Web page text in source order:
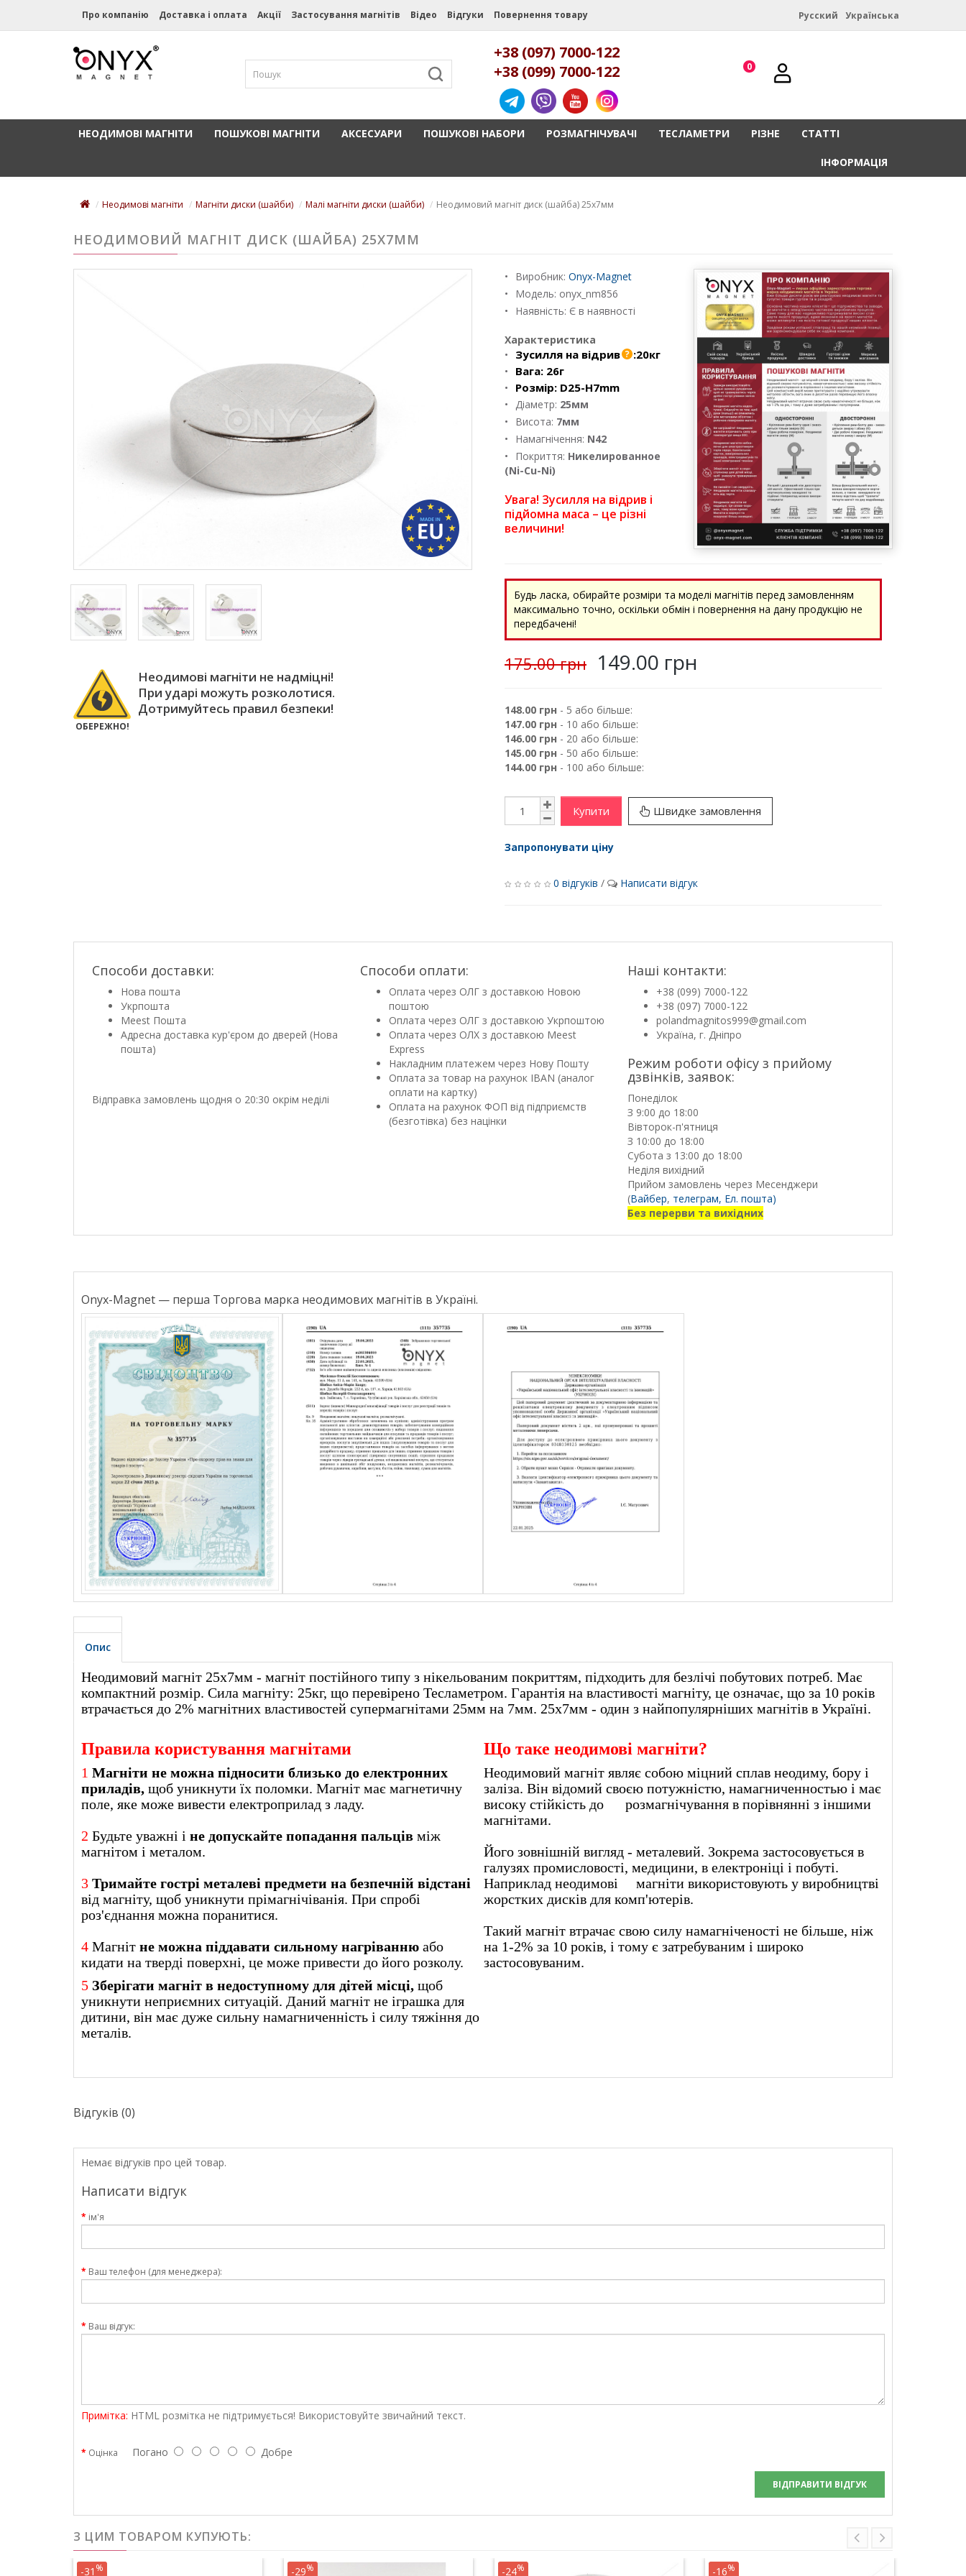
Про компанію Доставка і оплата Акції Застосування магнітів Відео Відгуки Повернення товару Русский Українська
+38 (097) 7000-122
+38 (099) 7000-122
0
НЕОДИМОВІ МАГНІТИ ПОШУКОВІ МАГНІТИ АКСЕСУАРИ ПОШУКОВІ НАБОРИ РОЗМАГНІЧУВАЧІ ТЕСЛАМЕТРИ РІЗНЕ СТАТТІ
ІНФОРМАЦІЯ
Неодимові магніти Магніти диски (шайби) Малі магніти диски (шайби) Неодимовий магніт диск (шайба) 25х7мм
НЕОДИМОВИЙ МАГНІТ ДИСК (ШАЙБА) 25Х7ММ
ОБЕРЕЖНО!
Неодимові магніти не надміцні!
При ударі можуть розколотися.
Дотримуйтесь правил безпеки!
Виробник: Onyx-Magnet
Модель: onyx_nm856
Наявність: Є в наявності
Характеристика
Зусилля на відрив :20кг
Вага: 26г
Розмір: D25-H7mm
Діаметр: 25мм
Висота: 7мм
Намагнічення: N42
Покриття: Никелированное
(Ni-Cu-Ni)
Увага! Зусилля на відрив і
підйомна маса – це різні
величини!
Будь ласка, обирайте розміри та моделі магнітів перед замовленням
максимально точно, оскільки обмін і повернення на дану продукцію не
передбачені!
175.00 грн 149.00 грн
148.00 грн - 5 або більше:
147.00 грн - 10 або більше:
146.00 грн - 20 або більше:
145.00 грн - 50 або більше:
144.00 грн - 100 або більше:
Купити Швидке замовлення
Запропонувати ціну
0 відгуків / Написати відгук
Способи доставки:
Нова пошта
Укрпошта
Meest Пошта
Адресна доставка кур'єром до дверей (Нова
пошта)
Відправка замовлень щодня о 20:30 окрім неділі
Способи оплати:
Оплата через ОЛГ з доставкою Новою
поштою
Оплата через ОЛГ з доставкою Укрпоштою
Оплата через ОЛХ з доставкою Meest
Express
Накладним платежем через Нову Пошту
Оплата за товар на рахунок IBAN (аналог
оплати на картку)
Оплата на рахунок ФОП від підприємств
(безготівка) без націнки
Наші контакти:
+38 (099) 7000-122
+38 (097) 7000-122
polandmagnitos999@gmail.com
Україна, г. Дніпро
Режим роботи офісу з прийому
дзвінків, заявок:
Понеділок
З 9:00 до 18:00
Вівторок-п'ятниця
З 10:00 до 18:00
Субота з 13:00 до 18:00
Неділя вихідний
Прийом замовлень через Месенджери
(Вайбер, телеграм, Ел. пошта)
Без перерви та вихідних
Onyx-Magnet — перша Торгова марка неодимових магнітів в Україні.
Опис
Неодимовий магніт 25х7мм - магніт постійного типу з нікельованим покриттям, підходить для безлічі побутових потреб. Має
компактний розмір. Сила магніту: 25кг, що перевірено Тесламетром. Гарантія на властивості магніту, це означає, що за 10 років
втрачається до 2% магнітних властивостей супермагнітами 25мм на 7мм. 25х7мм - один з найпопулярніших магнітів в Україні.
Правила користування магнітами Що таке неодимові магніти?
1 Магніти не можна підносити близько до електронних
приладів, щоб уникнути їх поломки. Магніт має магнетичну
поле, яке може вивести електроприлад з ладу.
2 Будьте уважні і не допускайте попадання пальців між
магнітом і металом.
3 Тримайте гострі металеві предмети на безпечній відстані
від магніту, щоб уникнути прімагнічіванія. При спробі
роз'єднання можна поранитися.
4 Магніт не можна піддавати сильному нагріванню або
кидати на тверді поверхні, це може привести до його розколу.
5 Зберігати магніт в недоступному для дітей місці, щоб
уникнути неприємних ситуацій. Даний магніт не іграшка для
дитини, він має дуже сильну намагниченність і силу тяжіння до
металів.
Неодимовий магніт являє собою міцний сплав неодиму, бору і
заліза. Він відомий своєю потужністю, намагниченностью і має
високу стійкість до розмагнічування в порівнянні з іншими
магнітами.
Його зовнішній вигляд - металевий. Зокрема застосовується в
галузях промисловості, медицини, в електроніці і побуті.
Наприклад неодимові магніти використовують у виробництві
жорстких дисків для комп'ютерів.
Такий магніт втрачає свою силу намагніченості не більше, ніж
на 1-2% за 10 років, і тому є затребуваним і широко
застосовуваним.
Відгуків (0)
Немає відгуків про цей товар.
Написати відгук
ім'я
Ваш телефон (для менеджера):
Ваш відгук:
Примітка: HTML розмітка не підтримується! Використовуйте звичайний текст.
Оцінка Погано Добре
ВІДПРАВИТИ ВІДГУК
З ЦИМ ТОВАРОМ КУПУЮТЬ:
-31 % -29% -24% -16%